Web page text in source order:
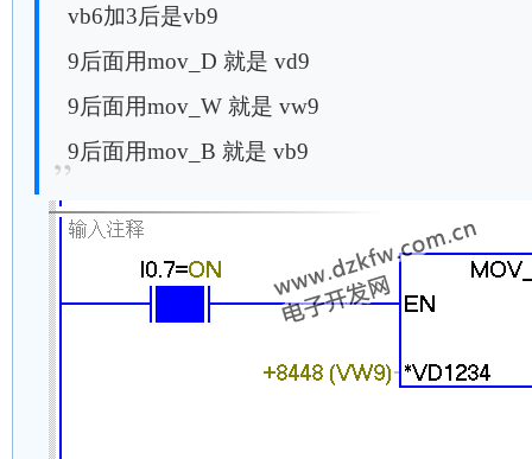
vb6加3后是vb9
9后面用mov_D 就是 vd9
9后面用mov_W 就是 vw9
9后面用mov_B 就是 vb9